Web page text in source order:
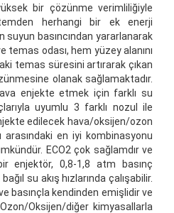
bir çözünme verimliliğiyle
herhangi bir ek enerji
basıncından yararlanarak
temas odası, hem yüzey alanını
temas süresini artırarak çıkan
olanak sağlamaktadır.
enjekte etmek için farklı su
uyumlu 3 farklı nozul ile
edilecek hava/oksijen/ozon
arasındaki en iyi kombinasyonu
ECO2 çok sağlamdır ve
enjektör, 0,8-1,8 atm basınç
su akış hızlarında çalışabilir.
basınçla kendinden emişlidir ve
Oksijen/diğer kimyasallarla